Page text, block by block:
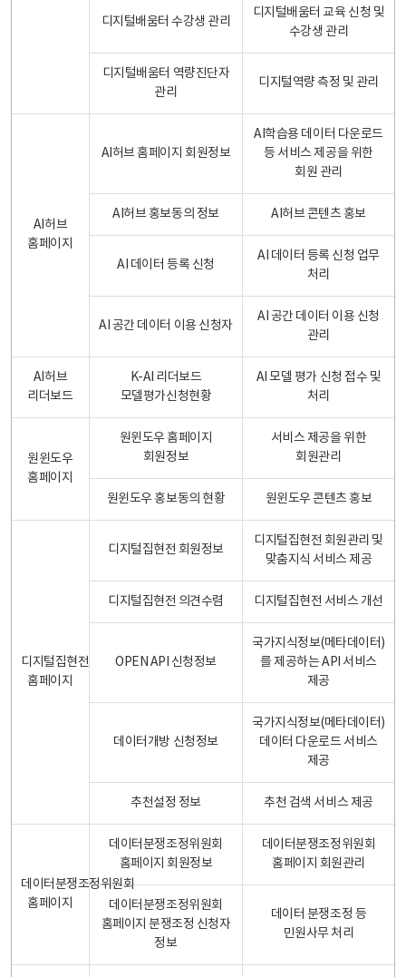
디지털배움터 수강생 관리
디지털배움터 교육 신청 및
수강생 관리
디지털배움터 역량진단자
관리
디지털역량 측정 및 관리
AI허브
홈페이지
AI허브 홈페이지 회원정보
AI학습용 데이터 다운로드
등 서비스 제공을 위한
회원 관리
AI허브 홍보동의 정보 AI허브 콘텐츠 홍보
AI 데이터 등록 신청
AI 데이터 등록 신청 업무
처리
AI 공간 데이터 이용 신청자
AI 공간 데이터 이용 신청
관리
AI허브
리더보드
K-AI 리더보드
모델평가신청현황
AI 모델 평가 신청 접수 및
처리
원윈도우
홈페이지
원윈도우 홈페이지
회원정보
서비스 제공을 위한
회원관리
원윈도우 홍보동의 현황 원윈도우 콘텐츠 홍보
디지털집현전
홈페이지
디지털집현전 회원정보
디지털집현전 회원관리 및
맞춤지식 서비스 제공
디지털집현전 의견수렴 디지털집현전 서비스 개선
OPEN API 신청정보
국가지식정보(메타데이터)
를 제공하는 API 서비스
제공
데이터개방 신청정보
국가지식정보(메타데이터)
데이터 다운로드 서비스
제공
추천설정 정보 추천 검색 서비스 제공
데이터분쟁조정위원회
홈페이지
데이터분쟁조정위원회
홈페이지 회원정보
데이터분쟁조정위원회
홈페이지 회원관리
데이터분쟁조정위원회
홈페이지 분쟁조정 신청자
정보
데이터 분쟁조정 등
민원사무 처리